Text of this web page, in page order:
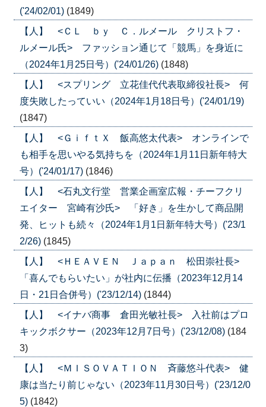
('24/02/01) (1849)
【人】 <ＣＬ ｂｙ Ｃ．ルメール クリストフ・
ルメール氏> ファッション通じて「競馬」を身近に
（2024年1月25日号）('24/01/26) (1848)
【人】 <スプリング 立花佳代代表取締役社長> 何
度失敗したっていい（2024年1月18日号）('24/01/19)
(1847)
【人】 <ＧｉｆｔＸ 飯高悠太代表> オンラインで
も相手を思いやる気持ちを（2024年1月11日新年特大
号）('24/01/17) (1846)
【人】 <石丸文行堂 営業企画室広報・チーフクリ
エイター 宮崎有沙氏> 「好き」を生かして商品開
発、ヒットも続々（2024年1月1日新年特大号）('23/1
2/26) (1845)
【人】 <ＨＥＡＶＥＮ Ｊａｐａｎ 松田崇社長>
「喜んでもらいたい」が社内に伝播（2023年12月14
日・21日合併号）('23/12/14) (1844)
【人】 <イナバ商事 倉田光敏社長> 入社前はプロ
キックボクサー（2023年12月7日号）('23/12/08) (184
3)
【人】 <ＭＩＳＯＶＡＴＩＯＮ 斉藤悠斗代表> 健
康は当たり前じゃない（2023年11月30日号）('23/12/0
5) (1842)